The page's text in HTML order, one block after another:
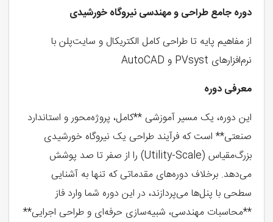
دوره جامع طراحی و مهندسی نیروگاه خورشیدی
از مفاهیم پایه تا طراحی کامل الکتریکال و سایت‌پلن با
نرم‌افزارهای PVsyst و AutoCAD
معرفی دوره
این دوره، یک مسیر آموزشی **کامل، پروژه‌محور و استاندارد
صنعتی** است که فرآیند طراحی یک نیروگاه خورشیدی
بزرگ‌مقیاس (Utility-Scale) را از صفر تا صد پوشش
می‌دهد. برخلاف دوره‌های مقدماتی که تنها به آشنایی
سطحی با پنل‌ها می‌پردازند، در این دوره شما وارد فاز
**محاسبات مهندسی، شبیه‌سازی حرفه‌ای و طراحی اجرایی**